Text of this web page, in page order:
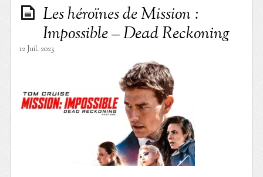
Les héroïnes de Mission :
Impossible – Dead Reckoning
12 Juil. 2023